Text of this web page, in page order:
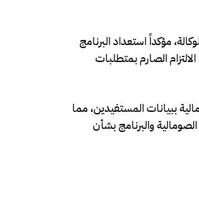
مؤكداً استعداد البرنامج
الصارم بمتطلبات
الصومالية ببيانات المستفيدين، مما
والبرنامج بشأن